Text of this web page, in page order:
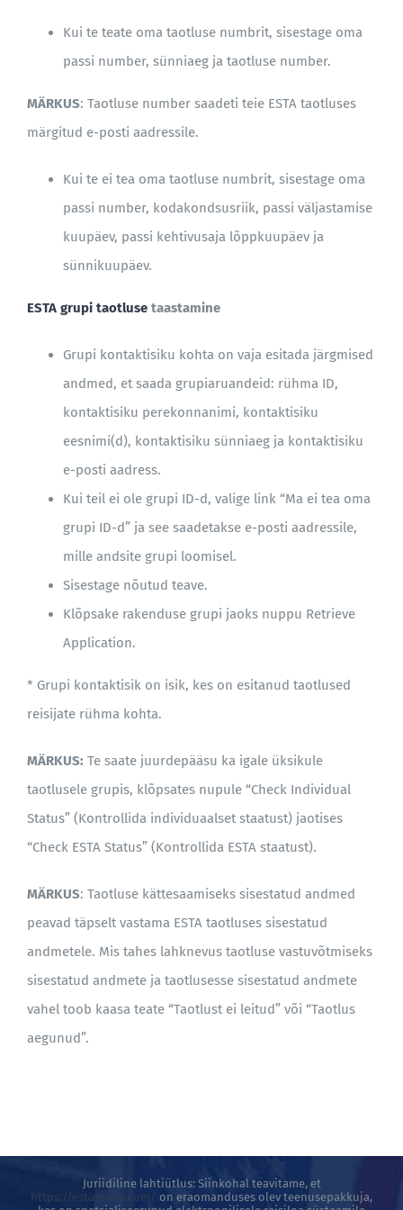
BLOGI
Kui te teate oma taotluse numbrit, sisestage oma
passi number, sünniaeg ja taotluse number.
MÄRKUS: Taotluse number saadeti teie ESTA taotluses
märgitud e-posti aadressile.
Kui te ei tea oma taotluse numbrit, sisestage oma
passi number, kodakondsusriik, passi väljastamise
kuupäev, passi kehtivusaja lõppkuupäev ja
sünnikuupäev.
ESTA grupi taotluse taastamine
Grupi kontaktisiku kohta on vaja esitada järgmised
andmed, et saada grupiaruandeid: rühma ID,
kontaktisiku perekonnanimi, kontaktisiku
eesnimi(d), kontaktisiku sünniaeg ja kontaktisiku
e-posti aadress.
Kui teil ei ole grupi ID-d, valige link “Ma ei tea oma
grupi ID-d” ja see saadetakse e-posti aadressile,
mille andsite grupi loomisel.
Sisestage nõutud teave.
Klõpsake rakenduse grupi jaoks nuppu Retrieve
Application.
* Grupi kontaktisik on isik, kes on esitanud taotlused
reisijate rühma kohta.
MÄRKUS: Te saate juurdepääsu ka igale üksikule
taotlusele grupis, klõpsates nupule “Check Individual
Status” (Kontrollida individuaalset staatust) jaotises
“Check ESTA Status” (Kontrollida ESTA staatust).
MÄRKUS: Taotluse kättesaamiseks sisestatud andmed
peavad täpselt vastama ESTA taotluses sisestatud
andmetele. Mis tahes lahknevus taotluse vastuvõtmiseks
sisestatud andmete ja taotlusesse sisestatud andmete
vahel toob kaasa teate “Taotlust ei leitud” või “Taotlus
aegunud”.
Juriidiline lahtiütlus: Siinkohal teavitame, et
https://estatousa.com/ on eraomanduses olev teenusepakkuja,